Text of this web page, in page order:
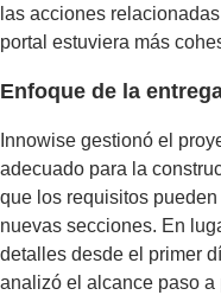
las acciones
portal estuviera más
Enfoque de la
Innowise gestionó el
adecuado para la
que los requisitos
nuevas secciones. En
detalles desde el primer
analizó el alcance paso a